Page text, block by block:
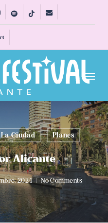
spotify tiktok email
Menu
La Ciudad Planes
Alicante
2024 No Comments